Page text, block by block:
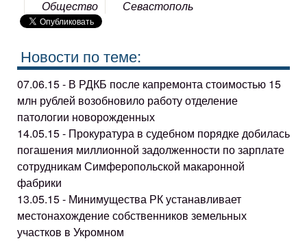
Общество Севастополь
Новости по теме:
07.06.15 - В РДКБ после капремонта стоимостью 15
млн рублей возобновило работу отделение
патологии новорожденных
14.05.15 - Прокуратура в судебном порядке добилась
погашения миллионной задолженности по зарплате
сотрудникам Симферопольской макаронной
фабрики
13.05.15 - Минимущества РК устанавливает
местонахождение собственников земельных
участков в Укромном